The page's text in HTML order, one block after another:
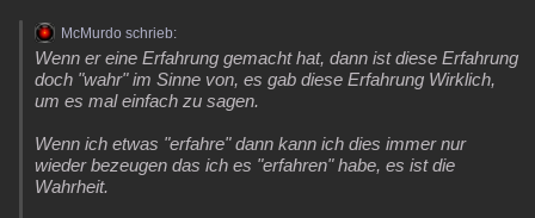
McMurdo schrieb:
Wenn er eine Erfahrung gemacht hat, dann ist diese Erfahrung
doch "wahr" im Sinne von, es gab diese Erfahrung Wirklich,
um es mal einfach zu sagen.
Wenn ich etwas "erfahre" dann kann ich dies immer nur
wieder bezeugen das ich es "erfahren" habe, es ist die
Wahrheit.